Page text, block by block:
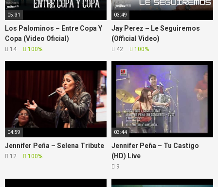
05:31
Los Palominos – Entre Copa Y
Copa (Video Oficial)
14 100%
03:49
Jay Perez – Le Seguiremos
(Official Video)
42 100%
04:59
Jennifer Peña – Selena Tribute
12 100%
03:44
Jennifer Peña – Tu Castigo
(HD) Live
9